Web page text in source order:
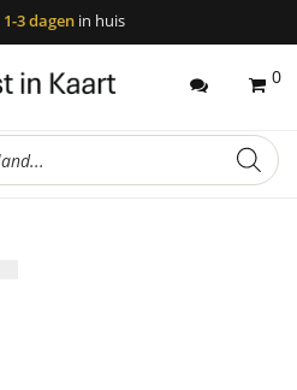
1-3 dagen in huis
0